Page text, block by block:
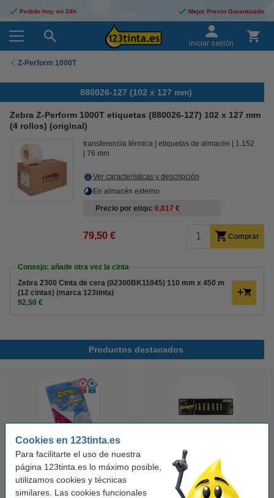
Cookies en 123tinta.es
Para facilitarte el uso de nuestra
página 123tinta.es lo máximo posible,
utilizamos cookies y técnicas
similares. Las cookies funcionales
Pedido hoy, en 24h Mejor Precio Garantizado
Iniciar sesión
Z-Perform 1000T
880026-127 (102 x 127 mm)
Zebra Z-Perform 1000T etiquetas (880026-127) 102 x 127 mm
(4 rollos) (original)
transferencia térmica etiquetas de almacén
1.152
76 mm
Ver características y descripción
En almacén externo
Precio por etiqu 0,017 €
79,50 € Comprar
Consejo: añade otra vez la cinta
Zebra 2300 Cinta de cera (02300BK11045) 110 mm x 450 m
(12 cintas) (marca 123tinta)
92,50 €
Productos destacados
123tinta Papel fotográfico
Premium Glossy brillo alto | 10 x
15 cm | 260g | 100 hojas
123tinta Pilas Alcalinas Xtreme
Power AA - LR06 - MN1500 - 24
unidades